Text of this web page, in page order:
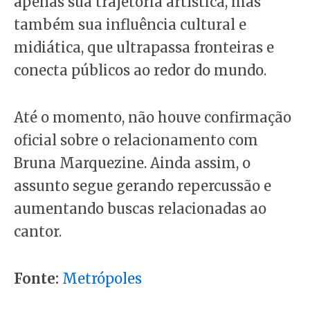
também sua influência cultural e
midiática, que ultrapassa fronteiras e
conecta públicos ao redor do mundo.
Até o momento, não houve confirmação
oficial sobre o relacionamento com
Bruna Marquezine. Ainda assim, o
assunto segue gerando repercussão e
aumentando buscas relacionadas ao
cantor.
Fonte: Metrópoles